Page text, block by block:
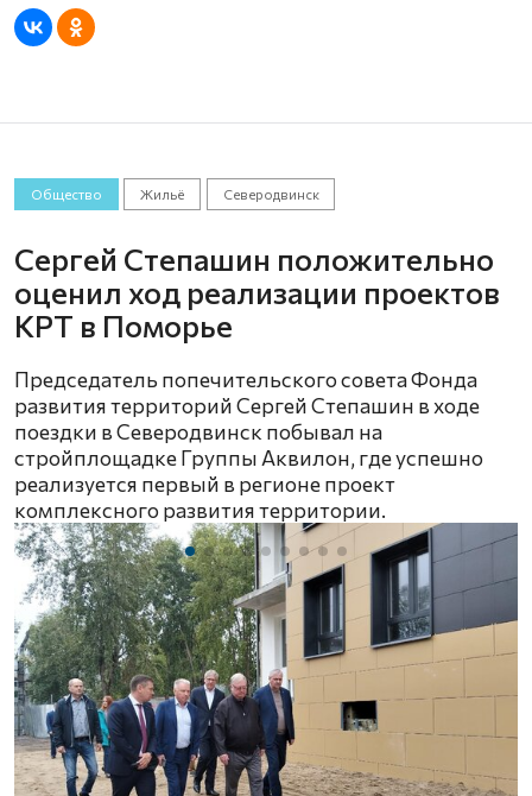
Общество Жильё Северодвинск
Сергей Степашин положительно
оценил ход реализации проектов
КРТ в Поморье
Председатель попечительского совета Фонда
развития территорий Сергей Степашин в ходе
поездки в Северодвинск побывал на
стройплощадке Группы Аквилон, где успешно
реализуется первый в регионе проект
комплексного развития территории.